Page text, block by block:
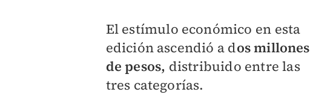
El estímulo económico en esta
edición ascendió a dos millones
de pesos, distribuido entre las
tres categorías.